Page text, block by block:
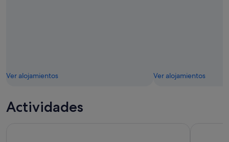
Ver alojamientos Ver alojamientos
Actividades